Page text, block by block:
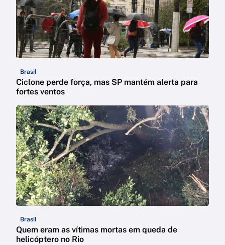
Brasil
Ciclone perde força, mas SP mantém alerta para
fortes ventos
Brasil
Quem eram as vítimas mortas em queda de
helicóptero no Rio